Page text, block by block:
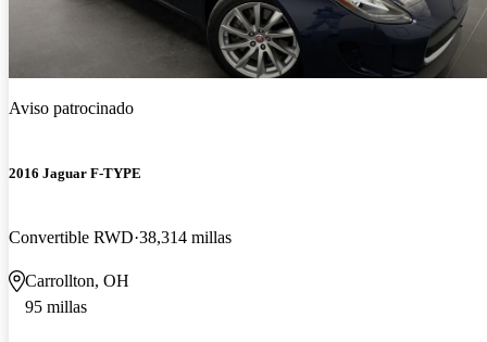
Aviso patrocinado
2016 Jaguar F-TYPE
Convertible RWD 38,314 millas
Carrollton, OH
95 millas